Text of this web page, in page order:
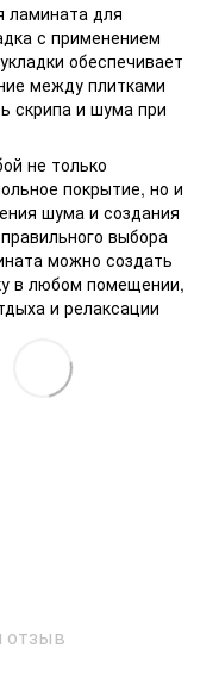
ламината для
с применением
обеспечивает
между плитками
скрипа и шума при
не только
покрытие, но и
шума и создания
выбора
можно создать
в любом помещении,
и релаксации
отзыв